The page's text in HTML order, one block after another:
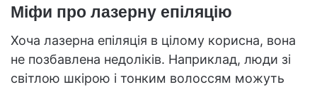
Міфи про лазерну епіляцію
Хоча лазерна епіляція в цілому корисна, вона
не позбавлена недоліків. Наприклад, люди зі
світлою шкірою і тонким волоссям можуть